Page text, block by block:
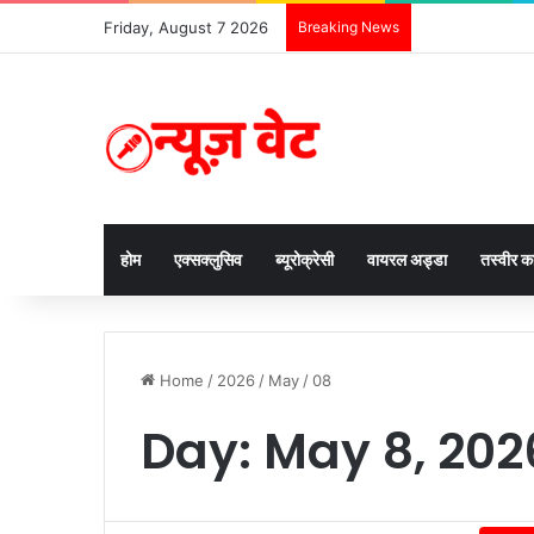
Friday, August 7 2026 Breaking News
होम एक्सक्लुसिव ब्यूरोक्रेसी वायरल अड्डा तस्वीर
Home / 2026 / May /08
Day: May 8,